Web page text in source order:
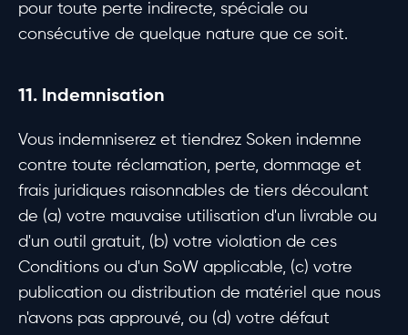
pour toute perte indirecte, spéciale ou
consécutive de quelque nature que ce soit.
11. Indemnisation
Vous indemniserez et tiendrez Soken indemne
contre toute réclamation, perte, dommage et
frais juridiques raisonnables de tiers découlant
de (a) votre mauvaise utilisation d'un livrable ou
d'un outil gratuit, (b) votre violation de ces
Conditions ou d'un SoW applicable, (c) votre
publication ou distribution de matériel que nous
n'avons pas approuvé, ou (d) votre défaut